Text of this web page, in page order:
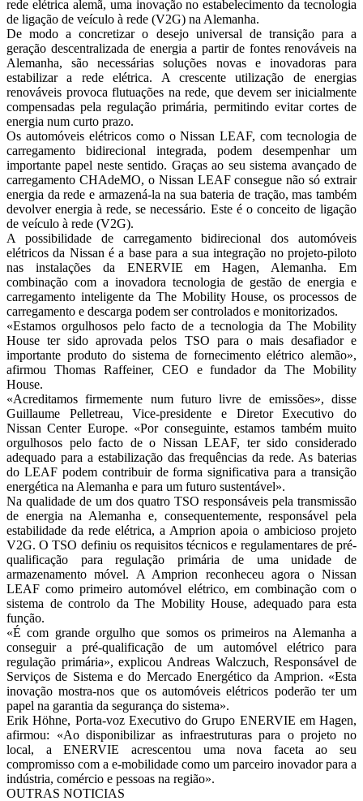
rede elétrica alemã, uma inovação no estabelecimento da tecnologia
de ligação de veículo à rede (V2G) na Alemanha.
De modo a concretizar o desejo universal de transição para a
geração descentralizada de energia a partir de fontes renováveis na
Alemanha, são necessárias soluções novas e inovadoras para
estabilizar a rede elétrica. A crescente utilização de energias
renováveis provoca flutuações na rede, que devem ser inicialmente
compensadas pela regulação primária, permitindo evitar cortes de
energia num curto prazo.
Os automóveis elétricos como o Nissan LEAF, com tecnologia de
carregamento bidirecional integrada, podem desempenhar um
importante papel neste sentido. Graças ao seu sistema avançado de
carregamento CHAdeMO, o Nissan LEAF consegue não só extrair
energia da rede e armazená-la na sua bateria de tração, mas também
devolver energia à rede, se necessário. Este é o conceito de ligação
de veículo à rede (V2G).
A possibilidade de carregamento bidirecional dos automóveis
elétricos da Nissan é a base para a sua integração no projeto-piloto
nas instalações da ENERVIE em Hagen, Alemanha. Em
combinação com a inovadora tecnologia de gestão de energia e
carregamento inteligente da The Mobility House, os processos de
carregamento e descarga podem ser controlados e monitorizados.
«Estamos orgulhosos pelo facto de a tecnologia da The Mobility
House ter sido aprovada pelos TSO para o mais desafiador e
importante produto do sistema de fornecimento elétrico alemão»,
afirmou Thomas Raffeiner, CEO e fundador da The Mobility
House.
«Acreditamos firmemente num futuro livre de emissões», disse
Guillaume Pelletreau, Vice-presidente e Diretor Executivo do
Nissan Center Europe. «Por conseguinte, estamos também muito
orgulhosos pelo facto de o Nissan LEAF, ter sido considerado
adequado para a estabilização das frequências da rede. As baterias
do LEAF podem contribuir de forma significativa para a transição
energética na Alemanha e para um futuro sustentável».
Na qualidade de um dos quatro TSO responsáveis pela transmissão
de energia na Alemanha e, consequentemente, responsável pela
estabilidade da rede elétrica, a Amprion apoia o ambicioso projeto
V2G. O TSO definiu os requisitos técnicos e regulamentares de pré-
qualificação para regulação primária de uma unidade de
armazenamento móvel. A Amprion reconheceu agora o Nissan
LEAF como primeiro automóvel elétrico, em combinação com o
sistema de controlo da The Mobility House, adequado para esta
função.
«É com grande orgulho que somos os primeiros na Alemanha a
conseguir a pré-qualificação de um automóvel elétrico para
regulação primária», explicou Andreas Walczuch, Responsável de
Serviços de Sistema e do Mercado Energético da Amprion. «Esta
inovação mostra-nos que os automóveis elétricos poderão ter um
papel na garantia da segurança do sistema».
Erik Höhne, Porta-voz Executivo do Grupo ENERVIE em Hagen,
afirmou: «Ao disponibilizar as infraestruturas para o projeto no
local, a ENERVIE acrescentou uma nova faceta ao seu
compromisso com a e-mobilidade como um parceiro inovador para a
indústria, comércio e pessoas na região».
OUTRAS NOTICIAS